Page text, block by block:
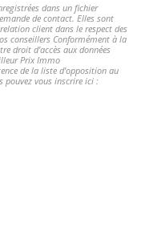
dans un fichier
de contact. Elles sont
client dans le respect des
conseillers Conformément à la
droit d'accès aux données
Prix Immo
de la liste d'opposition au
pouvez vous inscrire ici :